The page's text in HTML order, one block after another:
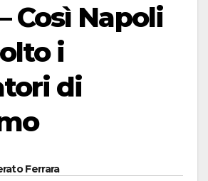
Così Napoli
i
di
Ferrara